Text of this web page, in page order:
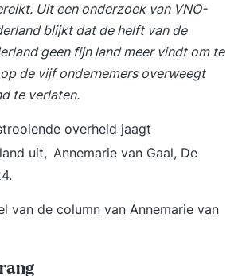
Uit een onderzoek van VNO-
blijkt dat de helft van de
geen fijn land meer vindt om te
de vijf ondernemers overweegt
te verlaten.
overheid jaagt
uit, Annemarie van Gaal, De
.
van de column van Annemarie van